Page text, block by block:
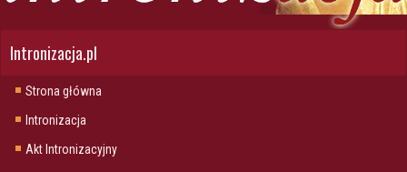
Intronizacja.pl
Strona główna
Intronizacja
Akt Intronizacyjny